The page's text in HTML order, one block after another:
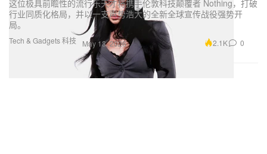
Tech & Gadgets 科技
这位极具前瞻性的流行乐天才将携手伦敦科技颠覆者 Nothing，打破
行业同质化格局，并以一支声势浩大的全新全球宣传战役强势开
局。
May 13, 2026 2.1K 0